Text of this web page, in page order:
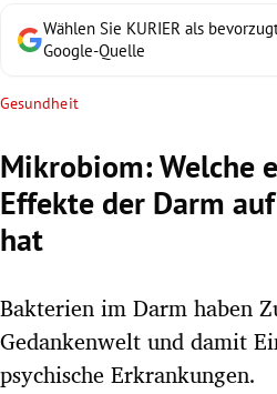
Untermenü
Untermenü
Untermenü
Untermenü
Untermenü
Untermenü
Wählen Sie KURIER als
Google-Quelle
Gesundheit
Mikrobiom: Welche
Effekte der Darm
hat
Bakterien im Darm haben
Gedankenwelt und damit
psychische Erkrankungen.